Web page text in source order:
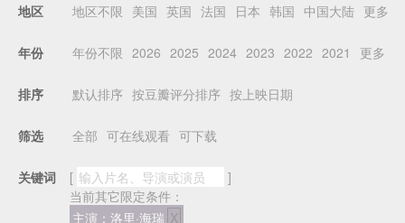
地区 地区不限 美国 英国 法国 日本 韩国 中国大陆 更多
年份 年份不限 2026 2025 2024 2023 2022 2021 更多
排序 默认排序 按豆瓣评分排序 按上映日期
筛选 全部 可在线观看 可下载
关键词 [
]
当前其它限定条件：
主演：洛里·海瑞 X